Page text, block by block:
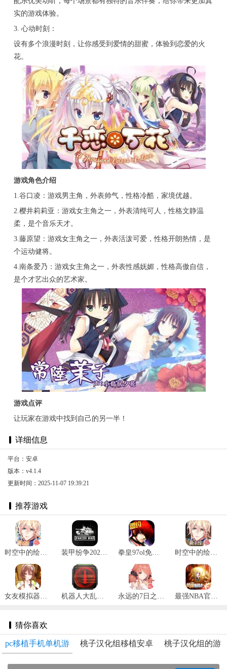
实的游戏体验。
3. 心动时刻：
设有多个浪漫时刻，让你感受到爱情的甜蜜，体验到恋爱的火
花。
游戏角色介绍
1.谷口凌：游戏男主角，外表帅气，性格冷酷，家境优越。
2.樱井莉莉亚：游戏女主角之一，外表清纯可人，性格文静温
柔，是个音乐天才。
3.藤原望：游戏女主角之一，外表活泼可爱，性格开朗热情，是
个运动健将。
4.南条爱乃：游戏女主角之一，外表性感妩媚，性格高傲自信，
是个才艺出众的艺术家。
游戏点评
让玩家在游戏中找到自己的另一半！
详细信息
平台：安卓
版本：v4.1.4
更新时间：2025-11-07 19:39:21
推荐游戏
时空中的绘旅人新春版 v1.0.32 拳皇97ol免费版 v3.3.5 时空中的绘旅人网易版 v1.0.37
机器人大乱斗官方手机版 v1.2.3
猜你喜欢
pc移植手机单机游 桃子汉化组移植安卓 桃子汉化组的游